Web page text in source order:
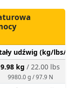
udźwig (kg/lbs/
9.98 kg / 22.00 lbs
9980.0 g / 97.9 N